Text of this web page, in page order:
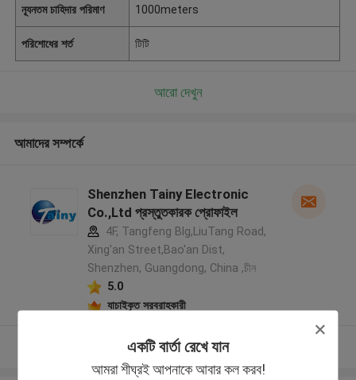
একটি বার্তা রেখে যান
আমরা শীঘ্রই আপনাকে আবার কল করব!
ন্যূনতম চাহিদার পরিমাণ 1000meters
পরিশোধের শর্ত টিটি
আরো দেখুন
আমাদের সম্পর্কে
Shenzhen Tainy Electronic
Co.,Ltd প্রস্তুতকারক প্রোফাইল
4F, Tangfeng Blg,LiuTang Road,
Xing'an Street,Bao'an Dist,
Shenzhen, Guangdong, China ,চীন
5.0
যাচাইকৃত সরবরাহকারী
আরো দেখুন